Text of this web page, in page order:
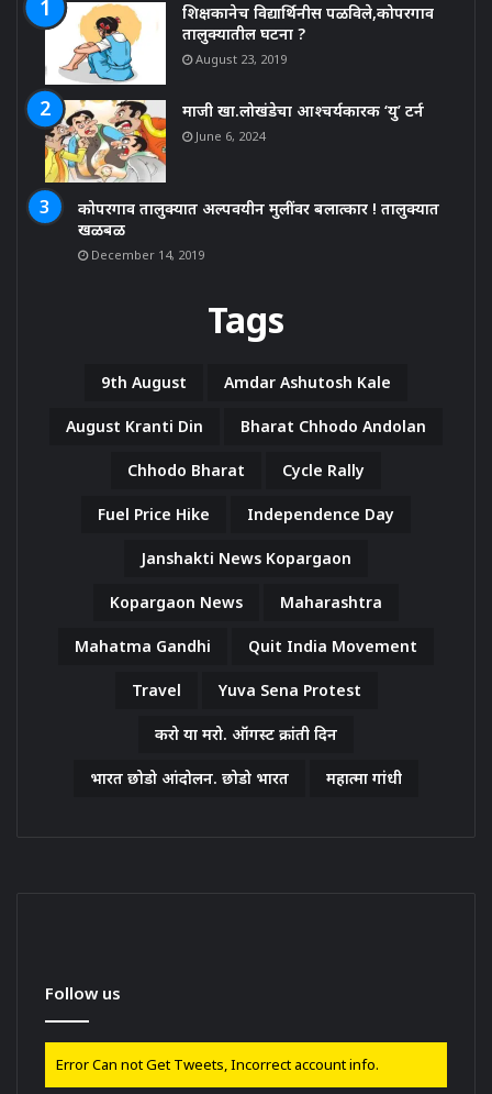
शिक्षकानेच विद्यार्थिनीस पळविले,कोपरगाव
तालुक्यातील घटना ?
August 23, 2019
माजी खा.लोखंडेचा आश्चर्यकारक ‘यु’ टर्न
June 6, 2024
कोपरगाव तालुक्यात अल्पवयीन मुलींवर बलात्कार ! तालुक्यात
खळबळ
December 14, 2019
Tags
9th August Amdar Ashutosh Kale
August Kranti Din Bharat Chhodo Andolan
Chhodo Bharat Cycle Rally
Fuel Price Hike Independence Day
Janshakti News Kopargaon
Kopargaon News Maharashtra
Mahatma Gandhi Quit India Movement
Travel Yuva Sena Protest
करो या मरो. ऑगस्ट क्रांती दिन
भारत छोडो आंदोलन. छोडो भारत महात्मा गांधी
Follow us
Error Can not Get Tweets, Incorrect account info.